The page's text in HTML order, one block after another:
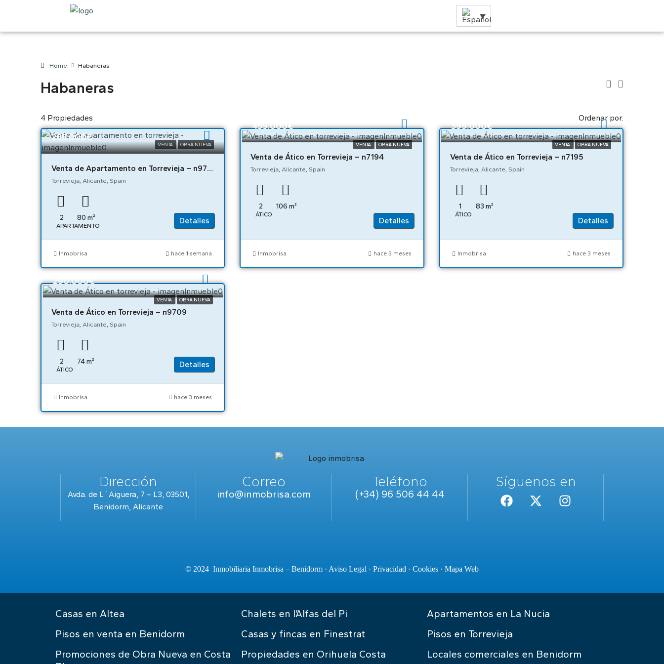
Home Habaneras
Habaneras
4 Propiedades Ordenar por:
VENTA OBRA NUEVA
265.000€
Venta de Apartamento en Torrevieja – n9708
Torrevieja, Alicante, Spain
2 80 m²
APARTAMENTO
Detalles
Inmobrisa hace 1 semana
VENTA OBRA NUEVA
459.000€
Venta de Ático en Torrevieja – n7194
Torrevieja, Alicante, Spain
2 106 m²
ÁTICO
Detalles
Inmobrisa hace 3 meses
VENTA OBRA NUEVA
399.000€
Venta de Ático en Torrevieja – n7195
Torrevieja, Alicante, Spain
1 83 m²
ÁTICO
Detalles
Inmobrisa hace 3 meses
VENTA OBRA NUEVA
290.000€
Venta de Ático en Torrevieja – n9709
Torrevieja, Alicante, Spain
2 74m²
ÁTICO
Detalles
Inmobrisa hace 3 meses
Dirección
Avda. de L´Aiguera, 7 – L3, 03501,
Benidorm, Alicante
Correo
info@inmobrisa.com
Teléfono
(+34) 96 506 44 44
Síguenos en
© 2024 Inmobiliaria Inmobrisa – Benidorm · Aviso Legal · Privacidad · Cookies · Mapa Web
Casas en Altea
Pisos en venta en Benidorm
Promociones de Obra Nueva en Costa
Chalets en l’Alfas del Pi
Casas y fincas en Finestrat
Propiedades en Orihuela Costa
Apartamentos en La Nucia
Pisos en Torrevieja
Locales comerciales en Benidorm